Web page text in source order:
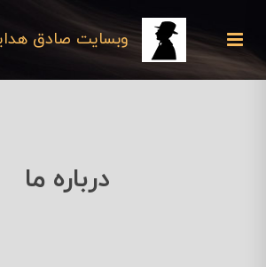
وبسایت صادق
درباره ما